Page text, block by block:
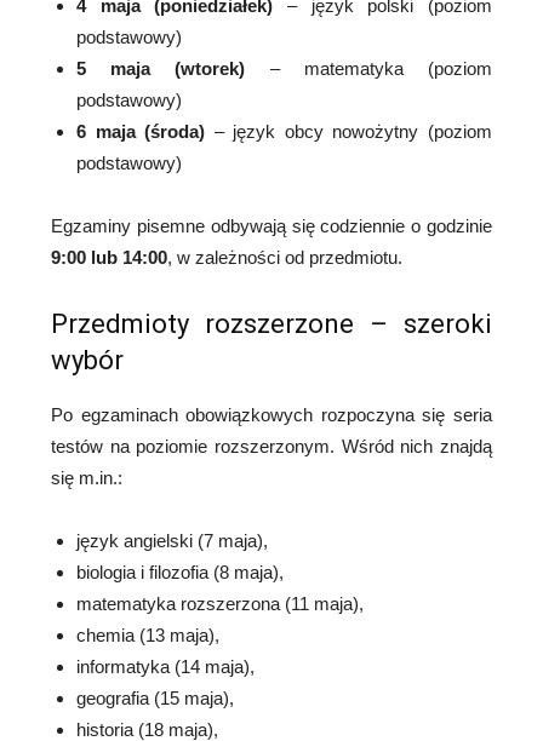
4 maja (poniedziałek) – język polski (poziom
podstawowy)
5 maja (wtorek) – matematyka (poziom
podstawowy)
6 maja (środa) – język obcy nowożytny (poziom
podstawowy)
Egzaminy pisemne odbywają się codziennie o godzinie
9:00 lub 14:00, w zależności od przedmiotu.
Przedmioty rozszerzone – szeroki
wybór
Po egzaminach obowiązkowych rozpoczyna się seria
testów na poziomie rozszerzonym. Wśród nich znajdą
się m.in.:
język angielski (7 maja),
biologia i filozofia (8 maja),
matematyka rozszerzona (11 maja),
chemia (13 maja),
informatyka (14 maja),
geografia (15 maja),
historia (18 maja),